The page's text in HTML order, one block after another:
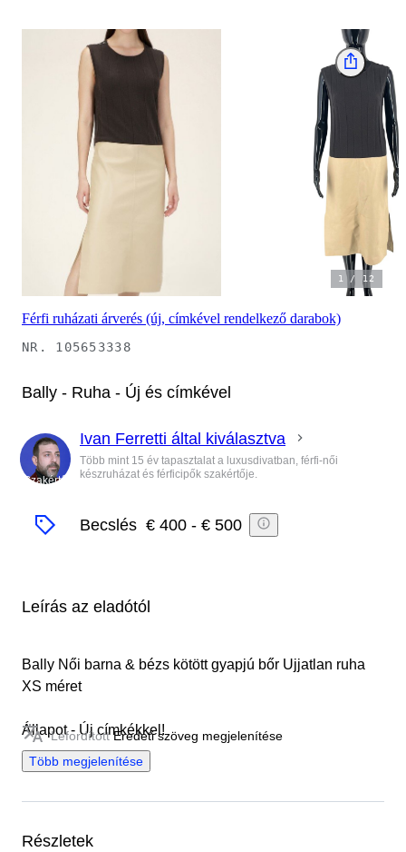
1 /12
Férfi ruházati árverés (új, címkével rendelkező darabok)
NR. 105653338
Bally - Ruha - Új és címkével
Szakértő
Ivan Ferretti által kiválasztva
Több mint 15 év tapasztalat a luxusdivatban, férfi-női
készruházat és férficipők szakértője.
Becslés € 400 - € 500
Leírás az eladótól
Bally Női barna & bézs kötött gyapjú bőr Ujjatlan ruha
XS méret
Állapot - Új címkékkel!
100% eredeti!
Lefordított Eredeti szöveg megjelenítése
Több megjelenítése
Részletek